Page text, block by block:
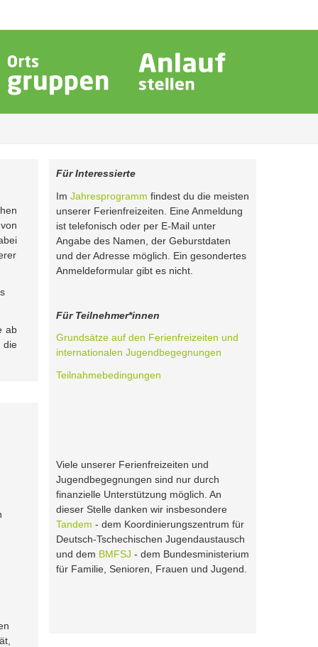
ab
die
Für Interessierte
Im Jahresprogramm findest du die meisten
unserer Ferienfreizeiten. Eine Anmeldung
ist telefonisch oder per E-Mail unter
Angabe des Namen, der Geburstdaten
und der Adresse möglich. Ein gesondertes
Anmeldeformular gibt es nicht.
Für Teilnehmer*innen
Grundsätze auf den Ferienfreizeiten und
internationalen Jugendbegegnungen
Teilnahmebedingungen
Viele unserer Ferienfreizeiten und
Jugendbegegnungen sind nur durch
finanzielle Unterstützung möglich. An
dieser Stelle danken wir insbesondere
Tandem - dem Koordinierungszentrum für
Deutsch-Tschechischen Jugendaustausch
und dem BMFSJ - dem Bundesministerium
für Familie, Senioren, Frauen und Jugend.